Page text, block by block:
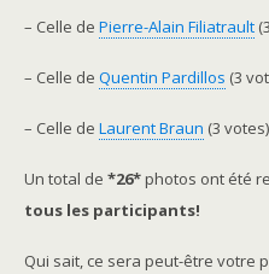
– Celle de Pierre-Alain Filiatrault
– Celle de Quentin Pardillos (3
– Celle de Laurent Braun (3 votes)
Un total de *26*photos ont été
tous les participants!
Qui sait, ce sera peut-être votre